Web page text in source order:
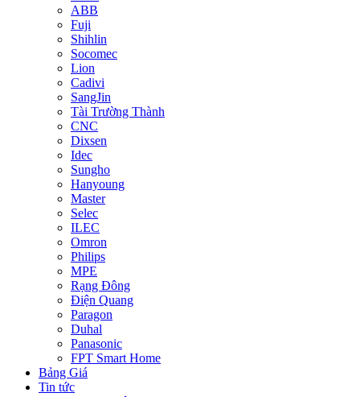
ABB
Fuji
Shihlin
Socomec
Lion
Cadivi
SangJin
Tài Trường Thành
CNC
Dixsen
Idec
Sungho
Hanyoung
Master
Selec
ILEC
Omron
Philips
MPE
Rạng Đông
Điện Quang
Paragon
Duhal
Panasonic
FPT Smart Home
Bảng Giá
Tin tức